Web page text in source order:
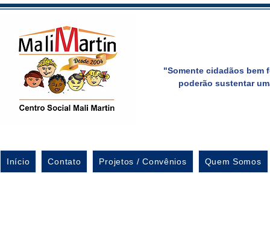
"Somente cidadãos bem
poderão sustentar
Início Contato Projetos / Convênios Quem Somos